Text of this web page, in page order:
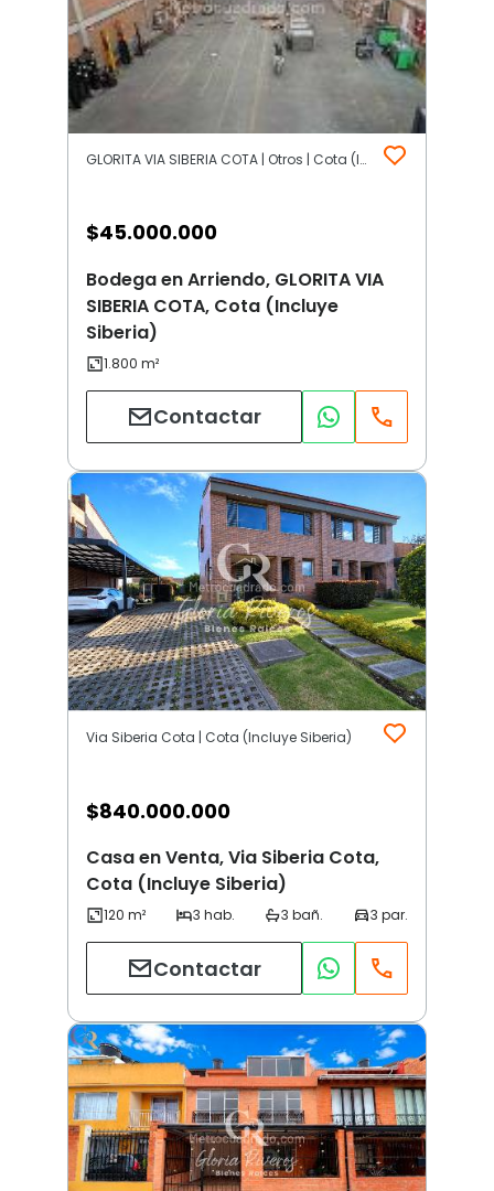
GLORITA VIA SIBERIA COTA | Otros | Cota (Incluye Siberia)
$45.000.000
Bodega en Arriendo, GLORITA VIA
SIBERIA COTA, Cota (Incluye
Siberia)
Contactar
Via Siberia Cota | Cota (Incluye Siberia)
$840.000.000
Casa en Venta, Via Siberia Cota,
Cota (Incluye Siberia)
Contactar